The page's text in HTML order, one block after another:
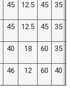
45 12.5 45 35
45 12.5 45 35
40 18 60 35
46 12 60 40